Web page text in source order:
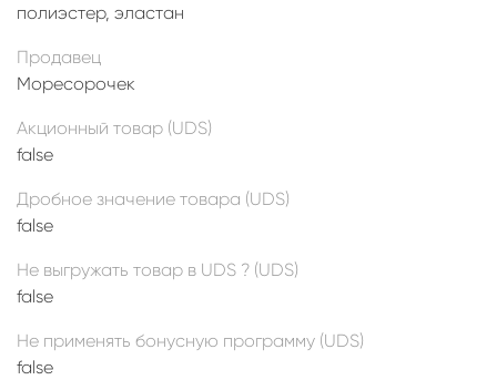
полиэстер, эластан
Продавец
Моресорочек
Акционный товар (UDS)
false
Дробное значение товара (UDS)
false
Не выгружать товар в UDS ? (UDS)
false
Не применять бонусную программу (UDS)
false